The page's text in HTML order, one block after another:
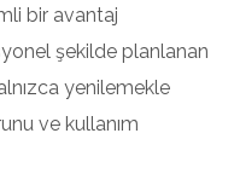
bir avantaj
şekilde planlanan
yenilemekle
ve kullanım